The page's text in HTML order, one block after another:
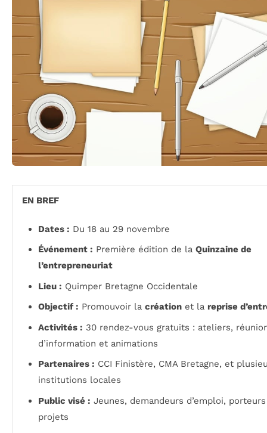
EN BREF
Dates : Du 18 au 29 novembre
Événement : Première édition de la Quinzaine de
l’entrepreneuriat
Lieu : Quimper Bretagne Occidentale
Objectif : Promouvoir la création et la reprise
Activités : 30 rendez-vous gratuits : ateliers,
d’information et animations
Partenaires : CCI Finistère, CMA Bretagne, et
institutions locales
Public visé : Jeunes, demandeurs d’emploi,
projets